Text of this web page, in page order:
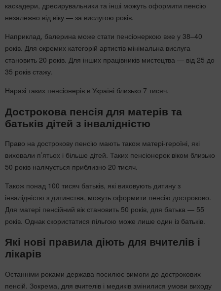
каскадери, дресирувальники та інші можуть оформити пенсію
незалежно від віку — за вислугою років.
Наприклад, балерина може стати пенсіонеркою вже у 38–40
років. Для окремих категорій артистів мінімальна вислуга
становить 20 років. Для інших працівників мистецтва — від 25 до
35 років стажу.
Наразі таких пенсіонерів в Україні близько 7 тисяч.
Дострокова пенсія для матерів та
батьків дітей з інвалідністю
Право на дострокову пенсію мають також матері-героїні, які
виховали п’ятьох і більше дітей. Таких пенсіонерок віком близько
50 років налічується приблизно 20 тисяч.
Також понад 100 тисяч батьків, які виховують дитину з
інвалідністю з дитинства, можуть оформити пенсію достроково.
Для матері пенсійний вік становить 50 років, для батька — 55
років. Однак скористатися пільгою може лише один із батьків.
Які нові правила діють для вчителів і
лікарів
Останніми роками держава посилює вимоги до дострокових
пенсій. Зокрема, для вчителів і медиків змінилися умови виходу